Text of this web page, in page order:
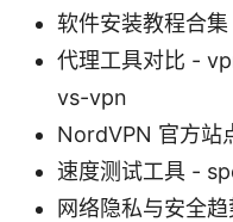
软件安装教程合
代理工具对比 -
vs-vpn
NordVPN 官方
速度测试工具 -
网络隐私与安全